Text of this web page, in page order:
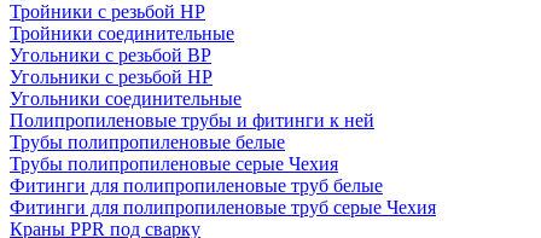
Тройники с резьбой НР
Тройники соединительные
Угольники с резьбой ВР
Угольники с резьбой НР
Угольники соединительные
Полипропиленовые трубы и фитинги к ней
Трубы полипропиленовые белые
Трубы полипропиленовые серые Чехия
Фитинги для полипропиленовые труб белые
Фитинги для полипропиленовые труб серые Чехия
Краны PPR под сварку